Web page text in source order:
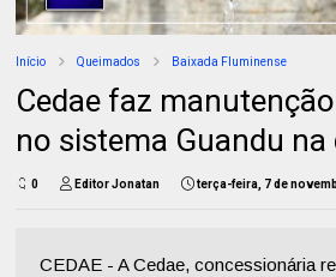
Início Queimados Baixada Fluminense
Cedae faz
no sistema Guandu
0 Editor Jonatan terça-feira, 7 de
CEDAE - A Cedae, concessionária